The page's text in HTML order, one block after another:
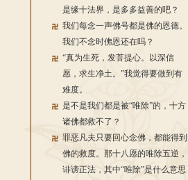
是缘十法界，是多多益善的吧？
我们每念一声佛号都是佛的恩德。
我们不念时佛恩还在吗？
“真为生死，发菩提心。以深信
愿，求生净土。”我觉得要做到有
难度。
是不是我们都是被“唯除”的，十方
诸佛都救不了？
罪恶凡夫只要回心念佛，都能得到
佛的救度。那十八愿的唯除五逆，
诽谤正法，其中“唯除”是什么意思